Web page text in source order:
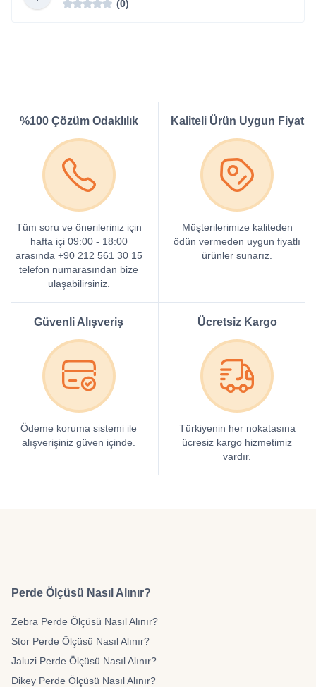
(0)
%100 Çözüm Odaklılık
Tüm soru ve önerileriniz için
hafta içi 09:00 - 18:00
arasında +90 212 561 30 15
telefon numarasından bize
ulaşabilirsiniz.
Kaliteli Ürün Uygun Fiyat
Müşterilerimize kaliteden
ödün vermeden uygun fiyatlı
ürünler sunarız.
Güvenli Alışveriş
Ödeme koruma sistemi ile
alışverişiniz güven içinde.
Ücretsiz Kargo
Türkiyenin her nokatasına
ücresiz kargo hizmetimiz
vardır.
Perde Ölçüsü Nasıl Alınır?
Zebra Perde Ölçüsü Nasıl Alınır?
Stor Perde Ölçüsü Nasıl Alınır?
Jaluzi Perde Ölçüsü Nasıl Alınır?
Dikey Perde Ölçüsü Nasıl Alınır?